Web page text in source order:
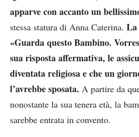
apparve con accanto un
stessa statura di Anna Caterina. La
«Guarda questo Bambino.
sua risposta affermativa, le
diventata religiosa e che un
l’avrebbe sposata. A partire da
nonostante la sua tenera età, la
sarebbe entrata in convento.